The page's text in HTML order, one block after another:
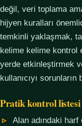
değil, veri toplama
hijyen kuralları
temkinli yaklaşmak,
kelime kelime kontrol
yerde etkinleştirmek
kullanıcıyı
Pratik kontrol listesi
Alan adındaki